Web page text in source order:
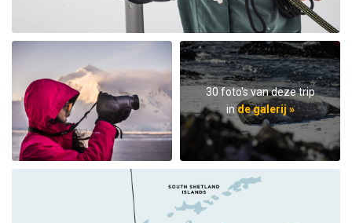
30 foto's van deze trip
inde galerij »